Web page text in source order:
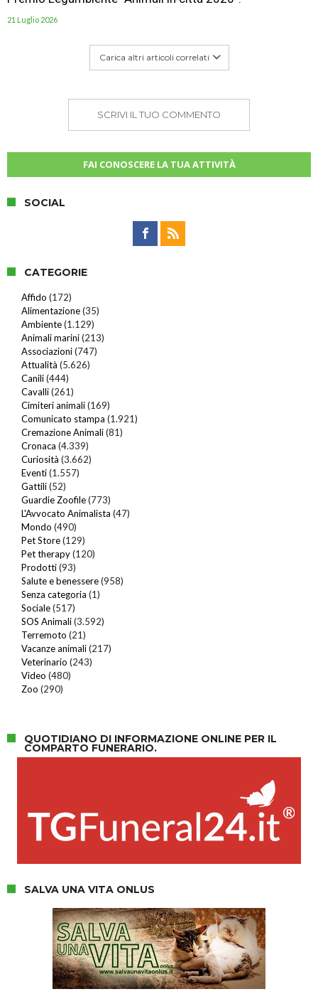
21 Luglio 2026
Carica altri articoli correlati
SCRIVI IL TUO COMMENTO
FAI CONOSCERE LA TUA ATTIVITÀ
SOCIAL
CATEGORIE
Affido (172)
Alimentazione(35)
Ambiente(1.129)
Animali marini(213)
Associazioni(747)
Attualità (5.626)
Canili(444)
Cavalli(261)
Cimiteri animali(169)
Comunicato stampa (1.921)
Cremazione Animali(81)
Cronaca (4.339)
Curiosità (3.662)
Eventi(1.557)
Gattili(52)
Guardie Zoofile(773)
L'Avvocato Animalista (47)
Mondo (490)
Pet Store(129)
Pet therapy(120)
Prodotti(93)
Salute e benessere(958)
Senza categoria (1)
Sociale(517)
SOS Animali(3.592)
Terremoto (21)
Vacanze animali(217)
Veterinario (243)
Video (480)
Zoo (290)
QUOTIDIANO DI INFORMAZIONE ONLINE PER IL
COMPARTO FUNERARIO.
SALVA UNA VITA ONLUS